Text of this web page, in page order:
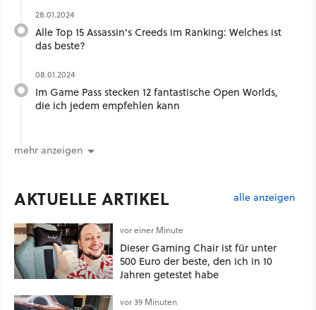
28.01.2024
Alle Top 15 Assassin's Creeds im Ranking: Welches ist
das beste?
08.01.2024
Im Game Pass stecken 12 fantastische Open Worlds,
die ich jedem empfehlen kann
mehr anzeigen
AKTUELLE ARTIKEL alle anzeigen
vor einer Minute
Dieser Gaming Chair ist für unter
500 Euro der beste, den ich in 10
Jahren getestet habe
vor 39 Minuten